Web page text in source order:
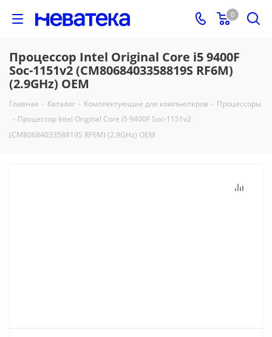
0
Процессор Intel Original Core i5 9400F
Soc-1151v2 (CM8068403358819S RF6M)
(2.9GHz) OEM
Главная - Каталог - Комплектующие для компьютеров - Процессоры
- Процессор Intel Original Core i5 9400F Soc-1151v2
(CM8068403358819S RF6M) (2.9GHz) OEM